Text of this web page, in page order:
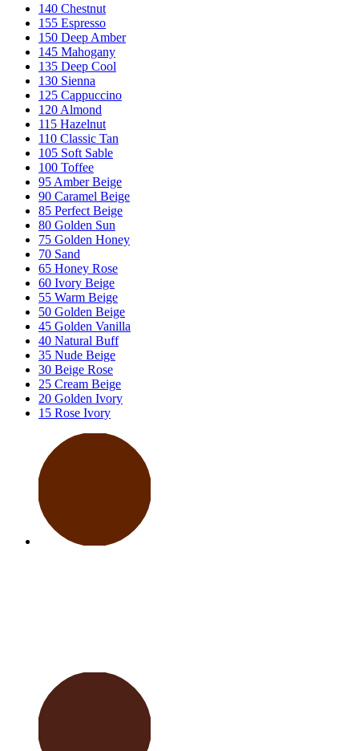
140 Chestnut
155 Espresso
150 Deep Amber
145 Mahogany
135 Deep Cool
130 Sienna
125 Cappuccino
120 Almond
115 Hazelnut
110 Classic Tan
105 Soft Sable
100 Toffee
95 Amber Beige
90 Caramel Beige
85 Perfect Beige
80 Golden Sun
75 Golden Honey
70 Sand
65 Honey Rose
60 Ivory Beige
55 Warm Beige
50 Golden Beige
45 Golden Vanilla
40 Natural Buff
35 Nude Beige
30 Beige Rose
25 Cream Beige
20 Golden Ivory
15 Rose Ivory